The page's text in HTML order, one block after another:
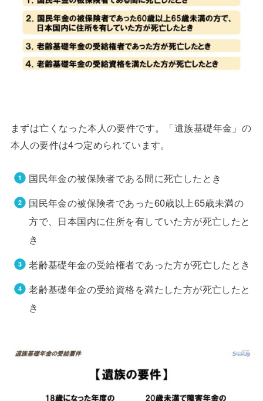
まずは亡くなった本人の要件です。「遺族基礎年金」の
本人の要件は4つ定められています。
国民年金の被保険者である間に死亡したとき
国民年金の被保険者であった60歳以上65歳未満の
方で、日本国内に住所を有していた方が死亡したと
き
老齢基礎年金の受給権者であった方が死亡したとき
老齢基礎年金の受給資格を満たした方が死亡したと
き